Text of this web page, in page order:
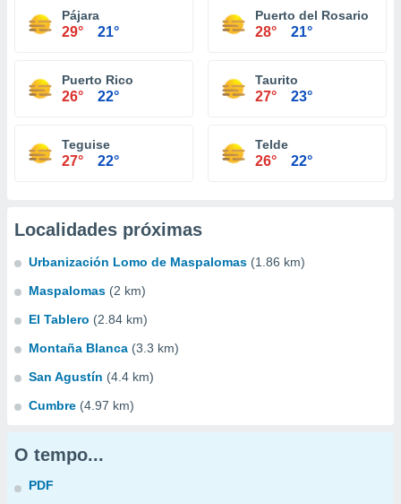
Pájara
29° 21°
Puerto del Rosario
28° 21°
Puerto Rico
26° 22°
Taurito
27° 23°
Teguise
27° 22°
Telde
26° 22°
Localidades próximas
Urbanización Lomo de Maspalomas (1.86 km)
Maspalomas (2 km)
El Tablero (2.84 km)
Montaña Blanca (3.3 km)
San Agustín (4.4 km)
Cumbre (4.97 km)
O tempo...
PDF